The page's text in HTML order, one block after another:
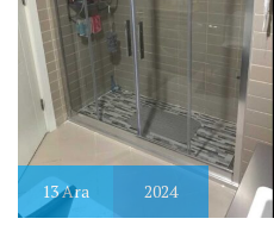
13Ara 2024